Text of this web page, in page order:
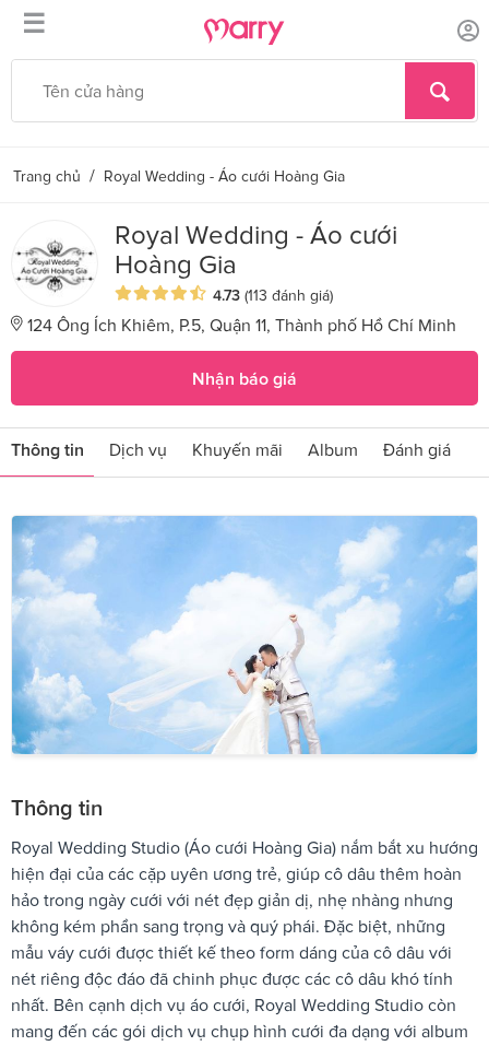
☰
Trang chủ / Royal Wedding - Áo cưới Hoàng Gia
Royal Wedding - Áo cưới
Hoàng Gia
4.73 (113 đánh giá)
124 Ông Ích Khiêm, P.5, Quận 11, Thành phố Hồ Chí Minh
Nhận báo giá
Thông tin Dịch vụ Khuyến mãi Album Đánh giá
Thông tin
Royal Wedding Studio (Áo cưới Hoàng Gia) nắm bắt xu hướng
hiện đại của các cặp uyên ương trẻ, giúp cô dâu thêm hoàn
hảo trong ngày cưới với nét đẹp giản dị, nhẹ nhàng nhưng
không kém phần sang trọng và quý phái. Đặc biệt, những
mẫu váy cưới được thiết kế theo form dáng của cô dâu với
nét riêng độc đáo đã chinh phục được các cô dâu khó tính
nhất. Bên cạnh dịch vụ áo cưới, Royal Wedding Studio còn
mang đến các gói dịch vụ chụp hình cưới đa dạng với album